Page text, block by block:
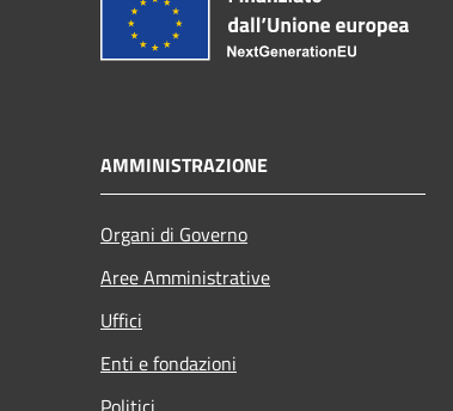
AMMINISTRAZIONE
Organi di Governo
Aree Amministrative
Uffici
Enti e fondazioni